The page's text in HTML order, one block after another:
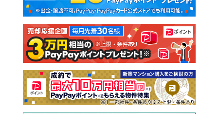
新築一戸建て 中古一戸建て
注文住宅 土地
売却査定